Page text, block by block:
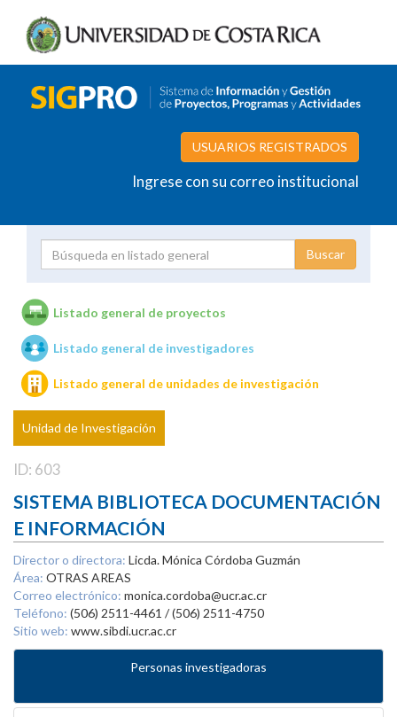
USUARIOS REGISTRADOS
Ingrese con su correo institucional
Unidades de investigación
Listado general de proyectos
Listado general de investigadores
Listado general de unidades de investigación
Unidad de Investigación
ID: 603
SISTEMA BIBLIOTECA DOCUMENTACIÓN
E INFORMACIÓN
Director o directora: Licda. Mónica Córdoba Guzmán
Área: OTRAS AREAS
Correo electrónico: monica.cordoba@ucr.ac.cr
Teléfono: (506) 2511-4461 / (506) 2511-4750
Sitio web: www.sibdi.ucr.ac.cr
Personas investigadoras